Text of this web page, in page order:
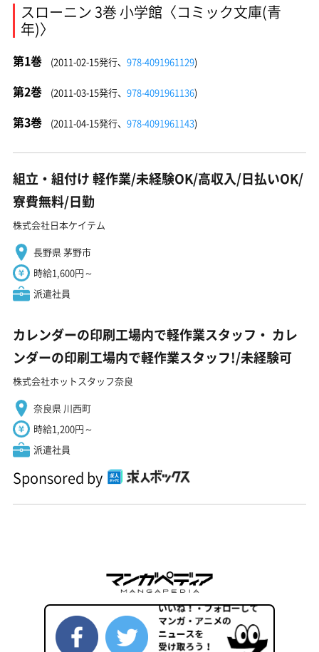
スローニン 3巻 小学館〈コミック文庫(青
年)〉
第1巻 (2011-02-15発行、 978-4091961129)
第2巻 (2011-03-15発行、 978-4091961136)
第3巻 (2011-04-15発行、 978-4091961143)
組立・組付け 軽作業/未経験OK/高収入/日払いOK/
寮費無料/日勤
株式会社日本ケイテム
長野県 茅野市
時給1,600円～
派遣社員
カレンダーの印刷工場内で軽作業スタッフ・ カレ
ンダーの印刷工場内で軽作業スタッフ!/未経験可
株式会社ホットスタッフ奈良
奈良県 川西町
時給1,200円～
派遣社員
Sponsored by